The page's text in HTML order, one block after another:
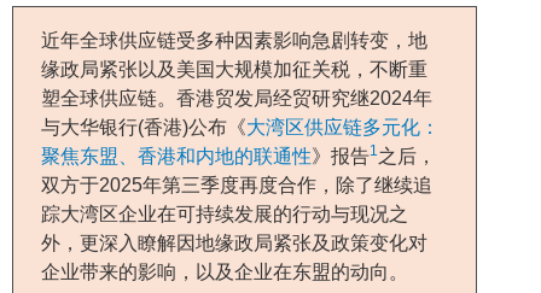
近年全球供应链受多种因素影响急剧转变，地
缘政局紧张以及美国大规模加征关税，不断重
塑全球供应链。香港贸发局经贸研究继2024年
与大华银行(香港)公布《大湾区供应链多元化：
聚焦东盟、香港和内地的联通性》报告1之后，
双方于2025年第三季度再度合作，除了继续追
踪大湾区企业在可持续发展的行动与现况之
外，更深入瞭解因地缘政局紧张及政策变化对
企业带来的影响，以及企业在东盟的动向。